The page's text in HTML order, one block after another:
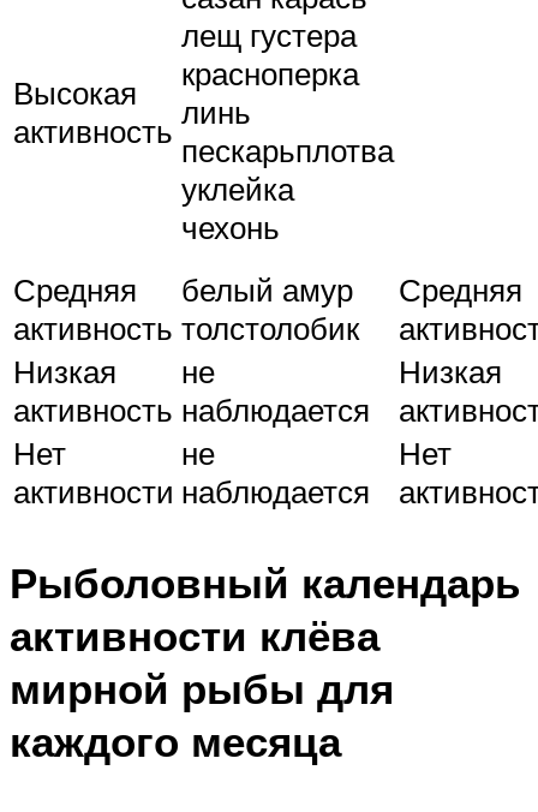
Высокая
активность
лещ густера
красноперка
линь
пескарьплотва
уклейка
чехонь
Средняя
активность
белый амур
толстолобик
Средняя
Низкая
активность
не
наблюдается
Низкая
Нет
активности
не
наблюдается
Нет
Рыболовный календарь
активности клёва
мирной рыбы для
каждого месяца